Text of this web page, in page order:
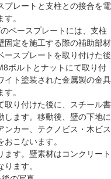
プレートと支柱との接合を電
。
ベースプレートには、支柱
固定を施工する際の補助部材
ースプレートを取り付けた後
ボルトとナットにて取り付
イト塗装された金属製の金具
。
取り付けた後に、スチール書
します。移動後、壁の下地に
ンカー、テクノビス・木ビス
こないます。
す。壁素材はコンクリート
ます。